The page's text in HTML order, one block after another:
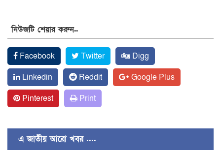
নিউজটি শেয়ার করুন..
Facebook Twitter
Digg
Linkedin
Reddit
Google Plus
Pinterest
Print
এ জাতীয় আরো খবর ....